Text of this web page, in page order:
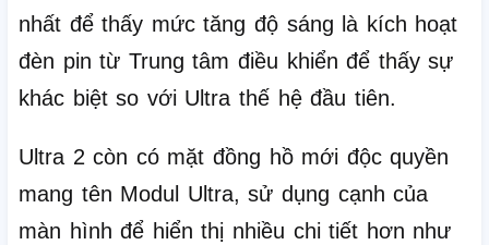
nhất để thấy mức tăng độ sáng là kích hoạt
đèn pin từ Trung tâm điều khiển để thấy sự
khác biệt so với Ultra thế hệ đầu tiên.
Ultra 2 còn có mặt đồng hồ mới độc quyền
mang tên Modul Ultra, sử dụng cạnh của
màn hình để hiển thị nhiều chi tiết hơn như